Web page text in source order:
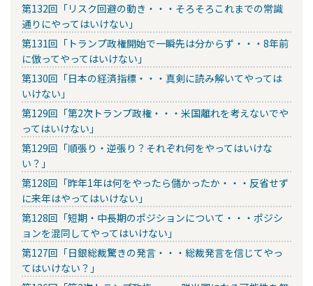
第132回「リスク回避の動き・・・そろそろこれまでの常識
通りにやってはいけない」
第131回「トランプ政権開始で一瞬先は分からず・・・8年前
に倣ってやってはいけない」
第130回「日本の経済指標・・・真剣に読み解いてやっては
いけない」
第129回「第2次トランプ政権・・・米国離れを考えないでや
ってはいけない」
第129回「順張り・逆張り？それぞれ何をやってはいけな
い？」
第128回「昨年1年は何をやったら儲かったか・・・反省せず
に来年はやってはいけない」
第128回「短期・中長期のポジションについて・・・ポジシ
ョンを混同してやってはいけない」
第127回「日銀総裁驚きの発言・・・総裁発言を信じてやっ
てはいけない？」